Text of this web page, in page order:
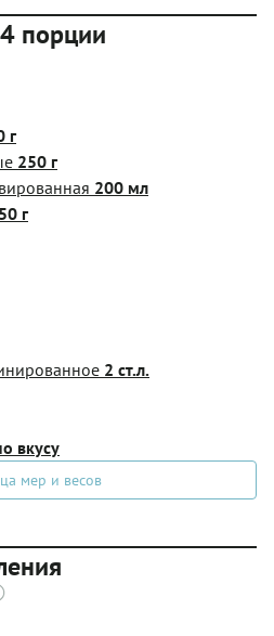
порции
г
250 г
200 мл
г
2 ст.л.
вкусу
мер и весов